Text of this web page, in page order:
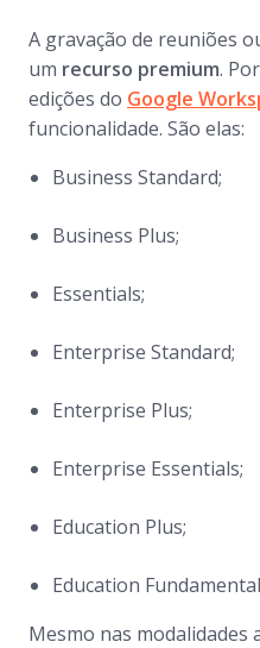
A gravação de reuniões
um recurso premium.
edições do Google
funcionalidade. São elas:
Business Standard;
Business Plus;
Essentials;
Enterprise Standard;
Enterprise Plus;
Enterprise Essentials;
Education Plus;
Education
Mesmo nas modalidades